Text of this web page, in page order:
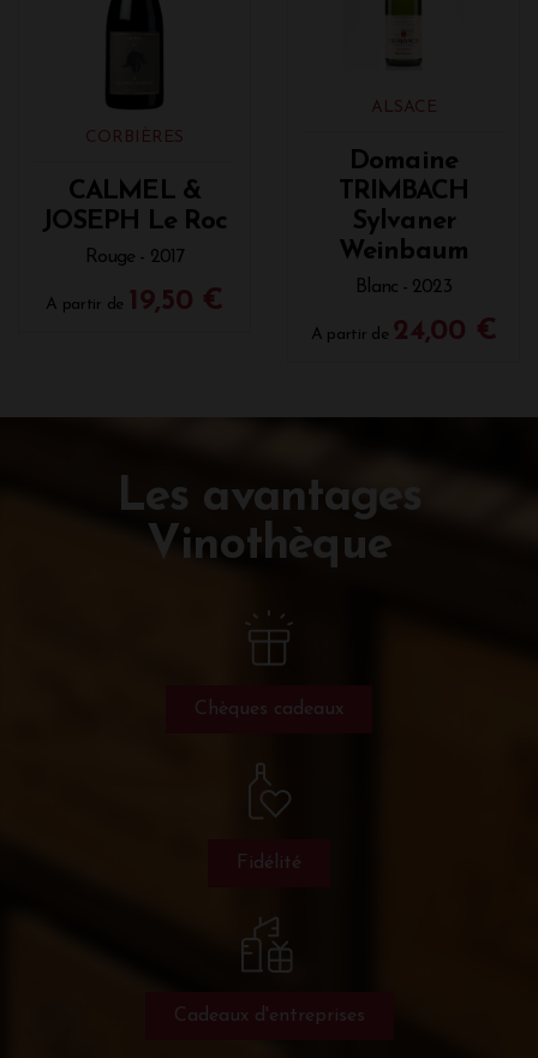
CORBIÈRES
CALMEL &
JOSEPH Le Roc
Rouge - 2017
A partir de 19,50 €
ALSACE
Domaine
TRIMBACH
Sylvaner
Weinbaum
Blanc - 2023
A partir de 24,00 €
Les avantages
Vinothèque
Chèques cadeaux
Fidélité
Cadeaux d'entreprises